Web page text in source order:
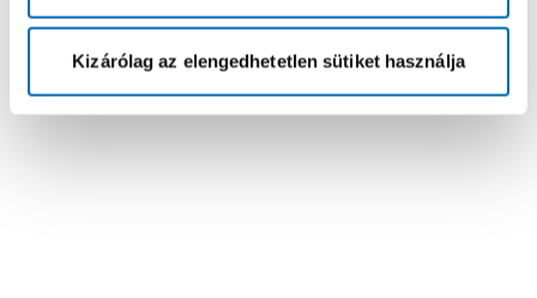
Kizárólag az elengedhetetlen sütiket használja